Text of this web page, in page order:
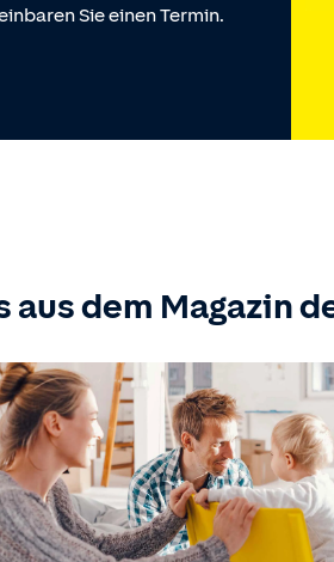
Sie einen Termin.
dem Magazin